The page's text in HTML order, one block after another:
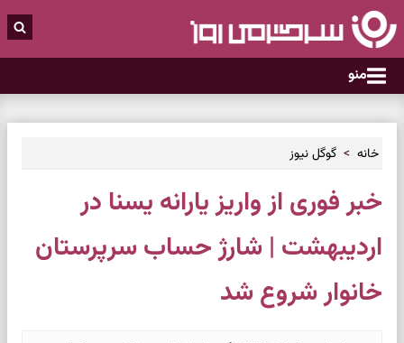
منو
خانه گوگل نیوز
خبر فوری از واریز یارانه یسنا در
اردیبهشت | شارژ حساب سرپرستان
خانوار شروع شد